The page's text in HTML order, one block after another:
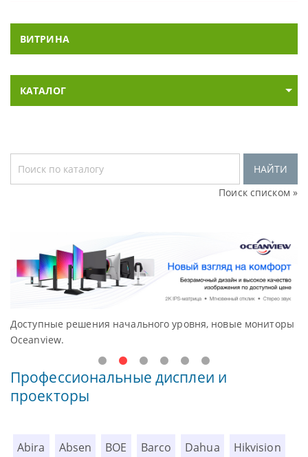
ВИТРИНА
КАТАЛОГ
НАЙТИ
Поиск списком »
Доступные решения начального уровня, новые мониторы
Oceanview.
Профессиональные дисплеи и
проекторы
Abira Absen BOE Barco Dahua Hikvision